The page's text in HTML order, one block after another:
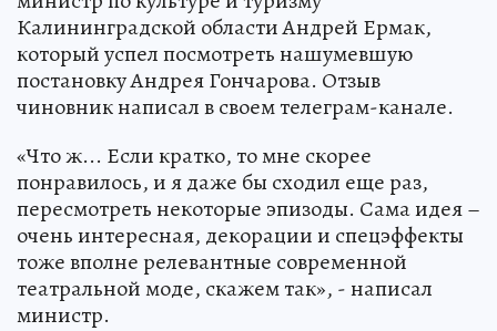
Калининградской области Андрей Ермак,
который успел посмотреть нашумевшую
постановку Андрея Гончарова. Отзыв
чиновник написал в своем телеграм-канале.
«Что ж... Если кратко, то мне скорее
понравилось, и я даже бы сходил еще раз,
пересмотреть некоторые эпизоды. Сама идея –
очень интересная, декорации и спецэффекты
тоже вполне релевантные современной
театральной моде, скажем так», - написал
министр.